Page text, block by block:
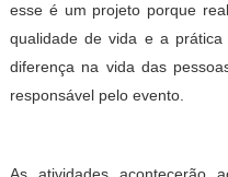
esse é um projeto porque
qualidade de vida e a
diferença na vida das
responsável pelo evento.